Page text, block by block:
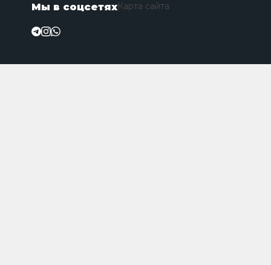
Мы в соцсетяхКарта сайта